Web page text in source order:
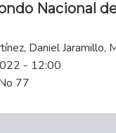
Nacional
Daniel Jaramillo,
- 12:00
77